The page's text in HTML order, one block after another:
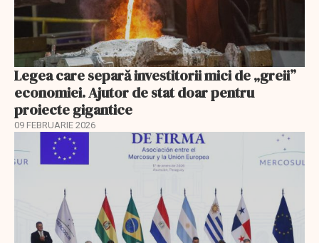
Legea care separă investitorii mici de „greii”
economiei. Ajutor de stat doar pentru
proiecte gigantice
09 FEBRUARIE 2026